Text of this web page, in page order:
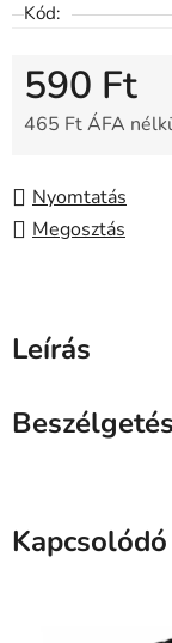
Kód:
590 Ft
465 Ft ÁFA
Nyomtatás
Megosztás
Leírás